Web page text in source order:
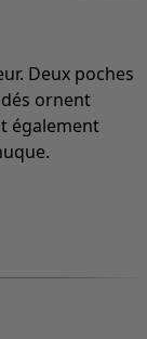
Deux poches
ornent
également